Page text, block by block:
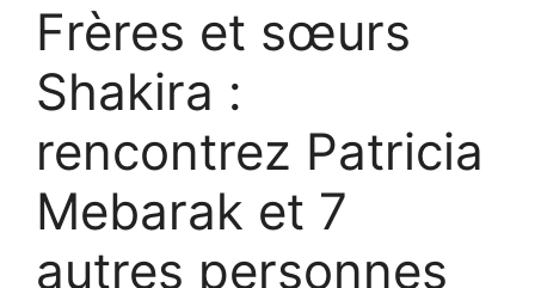
Frères et sœurs
Shakira :
rencontrez Patricia
Mebarak et 7
autres personnes